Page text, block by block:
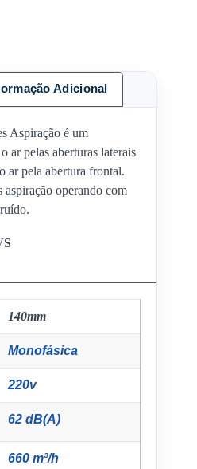
Adicional
Aspiração é um
ar pelas aberturas laterais
ar pela abertura frontal.
operando com
140mm
Monofásica
220v
62 dB(A)
660 m³/h